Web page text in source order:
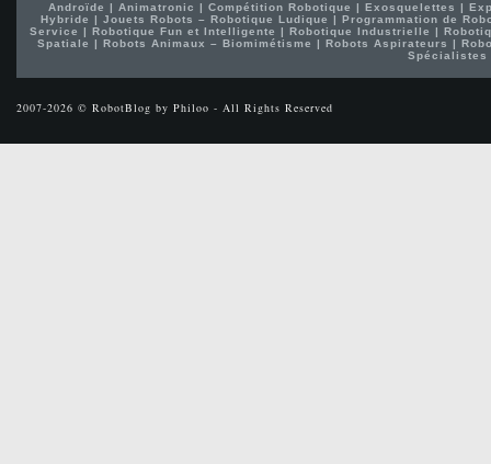
Androïde | Animatronic | Compétition Robotique | Exosquelettes |
Hybride |Jouets Robots – Robotique Ludique |Programmation de
Service | Robotique Fun et Intelligente | Robotique Industrielle |
Spatiale | Robots Animaux – Biomimétisme | Robots Aspirateurs |
Spécialistes
2007-2026 © RobotBlog by Philoo - All Rights Reserved